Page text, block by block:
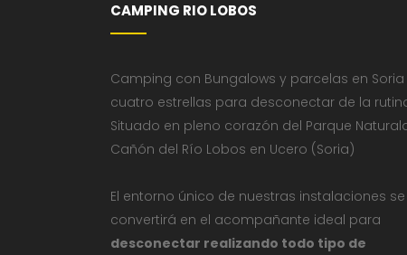
CAMPING RIO LOBOS
Camping con Bungalows y parcelas en Soria
cuatro estrellas para desconectar de la
Situado en pleno corazón del Parque
Cañón del Río Lobos en Ucero (Soria)
El entorno único de nuestras instalaciones se
convertirá en el acompañante ideal para
desconectar realizando todo tipo de